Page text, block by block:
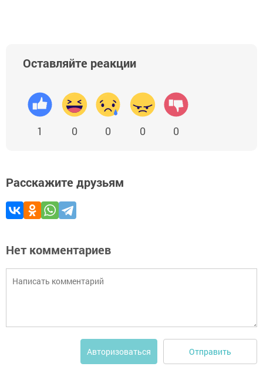
Оставляйте реакции
1 0 0 0 0
Расскажите друзьям
Нет комментариев
Авторизоваться Отправить